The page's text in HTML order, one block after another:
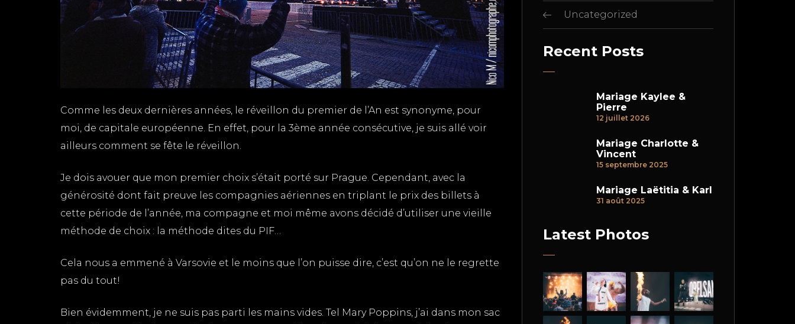
Comme les deux dernières années, le réveillon du premier de l’An est synonyme, pour
moi, de capitale européenne. En effet, pour la 3ème année consécutive, je suis allé voir
ailleurs comment se fête le réveillon.
Je dois avouer que mon premier choix s’était porté sur Prague. Cependant, avec la
générosité dont fait preuve les compagnies aériennes en triplant le prix des billets à
cette période de l’année, ma compagne et moi même avons décidé d’utiliser une vieille
méthode de choix : la méthode dites du PIF…
Cela nous a emmené à Varsovie et le moins que l’on puisse dire, c’est qu’on ne le regrette
pas du tout!
Bien évidemment, je ne suis pas parti les mains vides. Tel Mary Poppins, j’ai dans mon sac
Uncategorized
Recent Posts
Mariage Kaylee &
Pierre
12 juillet 2026
Mariage Charlotte &
Vincent
15 septembre 2025
Mariage Laëtitia & Karl
31 août 2025
Latest Photos